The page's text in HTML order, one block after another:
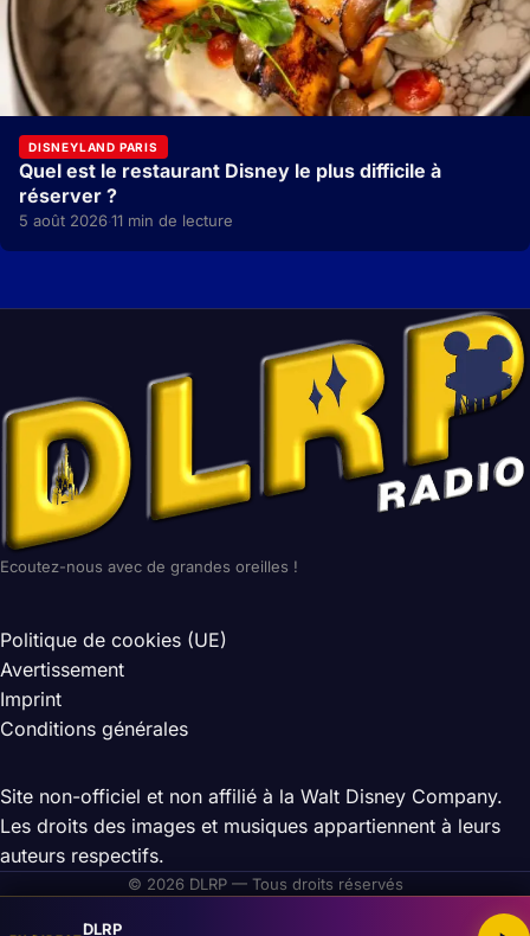
DISNEYLAND PARIS
Quel est le restaurant Disney le plus difficile à
réserver ?
5 août 2026·11 min de lecture
Ecoutez-nous avec de grandes oreilles !
Politique de cookies (UE)
Avertissement
Imprint
Conditions générales
Site non-officiel et non affilié à la Walt Disney Company.
Les droits des images et musiques appartiennent à leurs
auteurs respectifs.
© 2026 DLRP — Tous droits réservés
DLRP